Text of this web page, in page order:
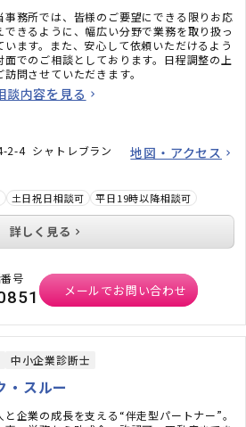
事務所では、皆様のご要望にできる限りお応
できるように、幅広い分野で業務を取り扱っ
います。また、安心して依頼いただけるよう
面でのご相談としております。日程調整の上
訪問させていただきます。
談内容を見る
2-4 シャトレブラン
地図・アクセス
土日祝日相談可 平日19時以降相談可
詳しく見る
号
メールでお問い合わせ
中小企業診断士
・スルー
と企業の成長を支える“伴走型パートナー”。